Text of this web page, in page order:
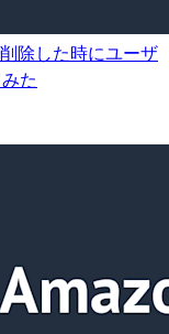
除した時にユーザ
た